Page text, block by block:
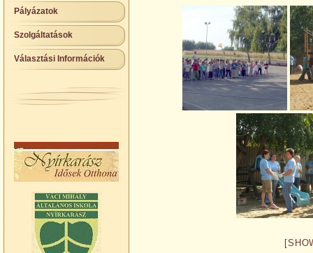
Pályázatok
Szolgáltatások
Választási Információk